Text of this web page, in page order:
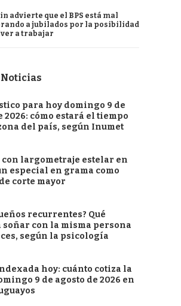
advierte que el BPS está mal
a jubilados por la posibilidad
a trabajar
para hoy domingo 9 de
2026: cómo estará el tiempo
del país, según Inumet
con largometraje estelar en
especial en grama como
corte mayor
recurrentes? Qué
con la misma persona
según la psicología
hoy: cuánto cotiza la
9 de agosto de 2026 en